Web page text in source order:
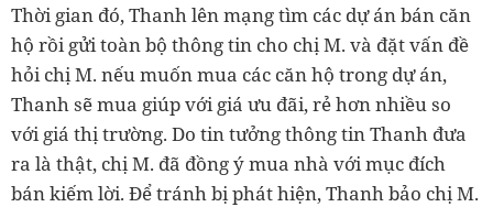
Thời gian đó, Thanh lên mạng tìm các dự án bán căn
hộ rồi gửi toàn bộ thông tin cho chị M. và đặt vấn đề
hỏi chị M. nếu muốn mua các căn hộ trong dự án,
Thanh sẽ mua giúp với giá ưu đãi, rẻ hơn nhiều so
với giá thị trường. Do tin tưởng thông tin Thanh đưa
ra là thật, chị M. đã đồng ý mua nhà với mục đích
bán kiếm lời. Để tránh bị phát hiện, Thanh bảo chị M.